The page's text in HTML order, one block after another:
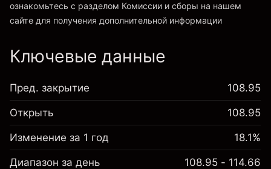
«Комиссии и сборы»
ознакомьтесь с разделом Комиссии и сборы на нашем
сайте для получения дополнительной информации
Ключевые данные
Пред. закрытие 108.95
Открыть 108.95
Изменение за 1 год 18.1%
Диапазон за день 108.95 - 114.66